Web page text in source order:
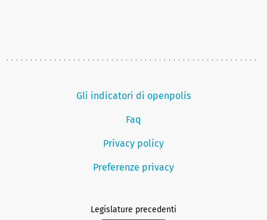
Gli indicatori di openpolis
Faq
Privacy policy
Preferenze privacy
Legislature precedenti